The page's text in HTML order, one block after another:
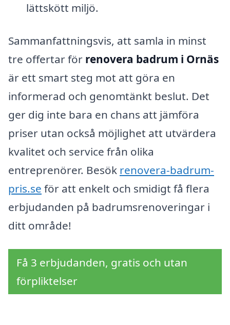
lättskött miljö.
Sammanfattningsvis, att samla in minst
tre offertar för renovera badrum i Ornäs
är ett smart steg mot att göra en
informerad och genomtänkt beslut. Det
ger dig inte bara en chans att jämföra
priser utan också möjlighet att utvärdera
kvalitet och service från olika
entreprenörer. Besök renovera-badrum-
pris.se för att enkelt och smidigt få flera
erbjudanden på badrumsrenoveringar i
ditt område!
Få 3 erbjudanden, gratis och utan
förpliktelser